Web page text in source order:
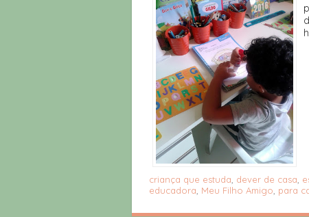
criança que estuda dever de casa
educadora Meu Filho Amigo para